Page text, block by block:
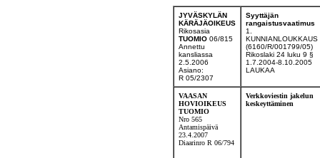
JYVÄSKYLÄN
KÄRÄJÄOIKEUS
Rikosasia
TUOMIO 06/815
Annettu
kansliassa
2.5.2006
Asiano:
R 05/2307
Syyttäjän
rangaistusvaatimus
1.
KUNNIANLOUKKAUS
(6160/R/001799/05)
Rikoslaki 24 luku 9 §
1.7.2004-8.10.2005
LAUKAA
VAASAN
HOVIOIKEUS
TUOMIO
Nro 565
Antamispäivä
23.4.2007
Diaarinro R 06/794
Verkkoviestin jakelun
keskeyttäminen